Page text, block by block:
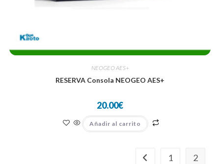
NEOGEO AES+
RESERVA Consola NEOGEO AES+
20.00€
Añadir al carrito
1 2